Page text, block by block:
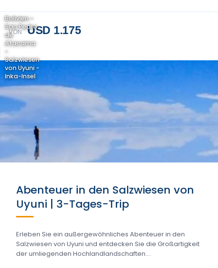
VON USD 1.175
Bolivien -
San Pedro
de
Atacama
-
Salzwiesen
von Uyuni -
Inka-Insel
Abenteuer in den Salzwiesen von
Uyuni | 3-Tages-Trip
Erleben Sie ein außergewöhnliches Abenteuer in den
Salzwiesen von Uyuni und entdecken Sie die Großartigkeit
der umliegenden Hochlandlandschaften....